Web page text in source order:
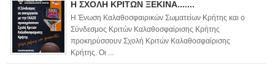
Η ΣΧΟΛΗ ΚΡΙΤΩΝ ΞΕΚΙΝΑ.......
Η Ένωση Καλαθοσφαιρικών Σωματείων Κρήτης και ο
Σύνδεσμος Κριτών Καλαθοσφαίρισης Κρήτης
προκηρύσσουν Σχολή Κριτών Καλαθοσφαίρισης
Κρήτης. Οι ...